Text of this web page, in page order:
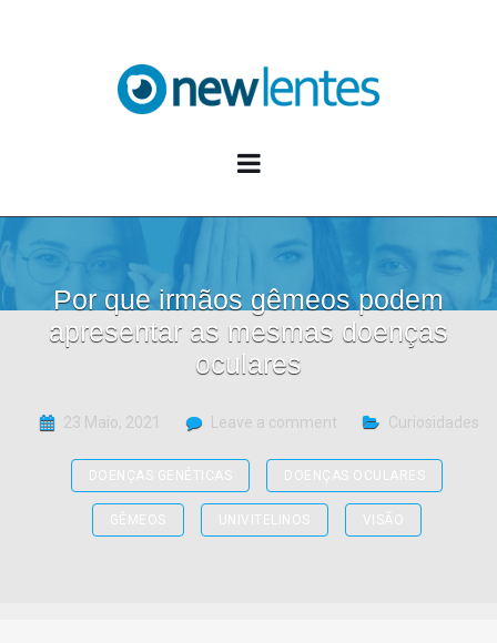
Por que irmãos gêmeos podem
apresentar as mesmas doenças
oculares
23 Maio, 2021 Leave a comment Curiosidades
DOENÇAS GENÉTICAS DOENÇAS OCULARES
GÊMEOS UNIVITELINOS VISÃO